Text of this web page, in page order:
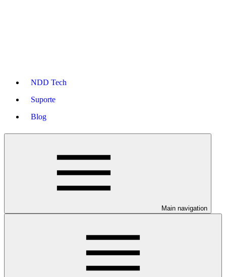
NDD Tech
Suporte
Blog
Main navigation